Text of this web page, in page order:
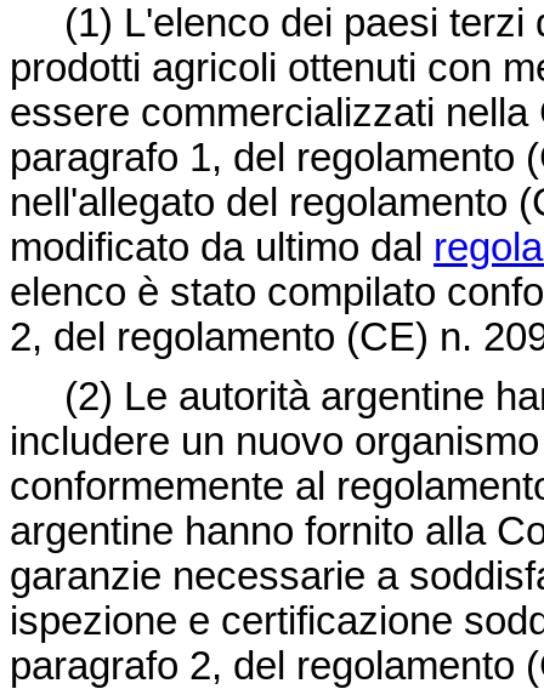
(1) L'elenco dei paesi terzi
prodotti agricoli ottenuti con
essere commercializzati
paragrafo 1, del regolamento
nell'allegato del regolamento
modificato da ultimo dal
elenco è stato compilato
2, del regolamento (CE) n.
(2) Le autorità argentine
includere un nuovo
conformemente al
argentine hanno fornito alla
garanzie necessarie a
ispezione e certificazione
paragrafo 2, del regolamento